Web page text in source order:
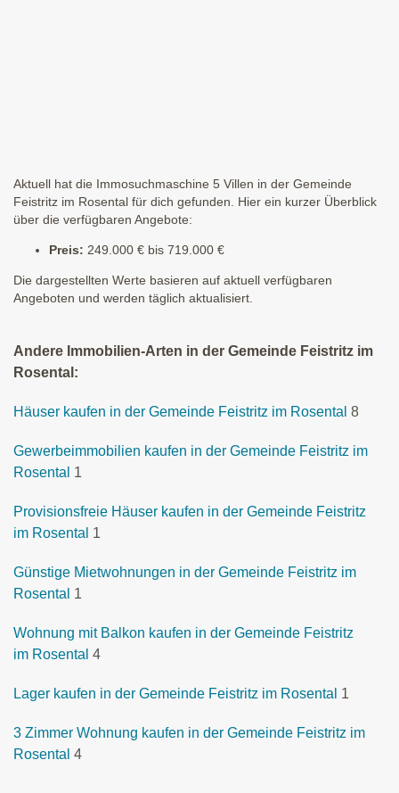
Aktuell hat die Immosuchmaschine 5 Villen in der Gemeinde
Feistritz im Rosental für dich gefunden. Hier ein kurzer Überblick
über die verfügbaren Angebote:
Preis: 249.000 € bis 719.000 €
Die dargestellten Werte basieren auf aktuell verfügbaren
Angeboten und werden täglich aktualisiert.
Andere Immobilien-Arten in der Gemeinde Feistritz im
Rosental:
Häuser kaufen in der Gemeinde Feistritz im Rosental 8
Gewerbeimmobilien kaufen in der Gemeinde Feistritz im
Rosental 1
Provisionsfreie Häuser kaufen in der Gemeinde Feistritz
im Rosental 1
Günstige Mietwohnungen in der Gemeinde Feistritz im
Rosental 1
Wohnung mit Balkon kaufen in der Gemeinde Feistritz
im Rosental 4
Lager kaufen in der Gemeinde Feistritz im Rosental 1
3 Zimmer Wohnung kaufen in der Gemeinde Feistritz im
Rosental 4